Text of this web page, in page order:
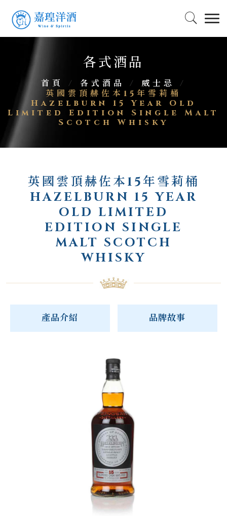
各式酒品
首頁 / 各式酒品 / 威士忌
/
英國雲頂赫佐本15年雪莉桶
Hazelburn 15 Year Old
Limited Edition Single Malt
Scotch Whisky
英國雲頂赫佐本15年雪莉桶
HAZELBURN 15 YEAR
OLD LIMITED
EDITION SINGLE
MALT SCOTCH
WHISKY
產品介紹 品牌故事